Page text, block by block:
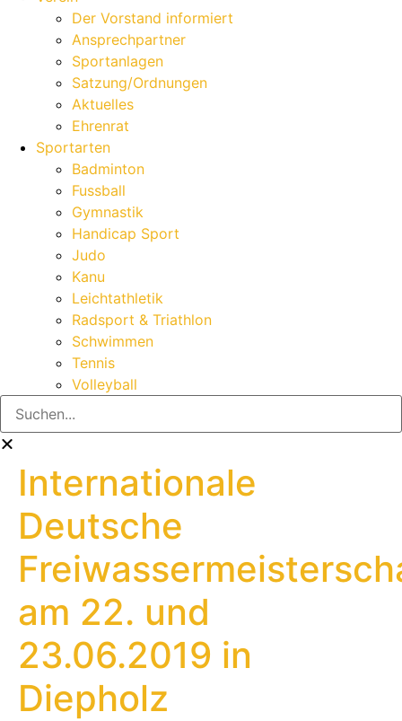
Der Vorstand informiert
Ansprechpartner
Sportanlagen
Satzung/Ordnungen
Aktuelles
Ehrenrat
Sportarten
Badminton
Fussball
Gymnastik
Handicap Sport
Judo
Kanu
Leichtathletik
Radsport & Triathlon
Schwimmen
Tennis
Volleyball
Internationale
Deutsche
am 22. und
23.06.2019 in
Diepholz